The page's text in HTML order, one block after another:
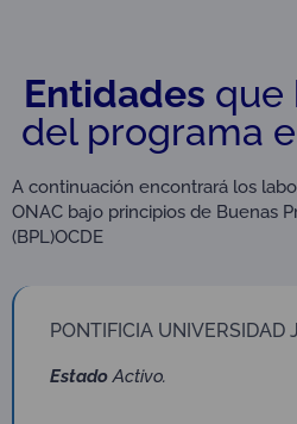
Entidades que
del programa
A continuación encontrará los
ONAC bajo principios de Buenas
(BPL)OCDE
PONTIFICIA UNIVERSIDAD
EstadoActivo.